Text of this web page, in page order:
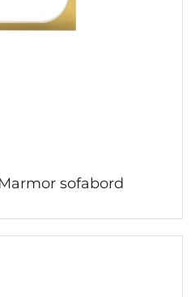
sofabord